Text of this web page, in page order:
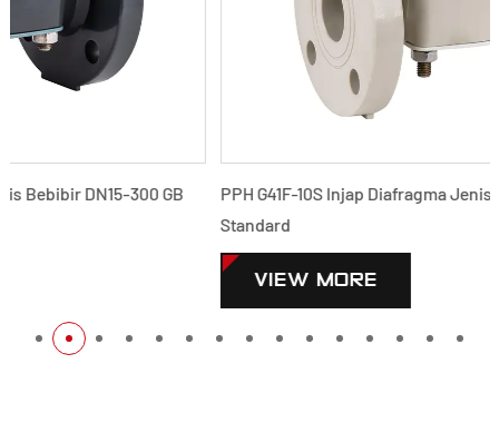
PPH G41F-10S Injap Diafragma Jenis Bebibir DN15-300 GB